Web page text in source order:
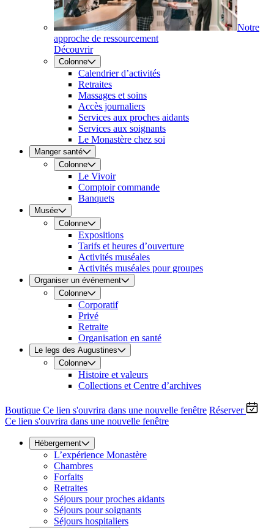
Notre
approche de ressourcement
Découvrir
Colonne
Calendrier d’activités
Retraites
Massages et soins
Accès journaliers
Services aux proches aidants
Services aux soignants
Le Monastère chez soi
Manger santé
Colonne
Le Vivoir
Comptoir commande
Banquets
Musée
Colonne
Expositions
Tarifs et heures d’ouverture
Activités muséales
Activités muséales pour groupes
Organiser un événement
Colonne
Corporatif
Privé
Retraite
Organisation en santé
Le legs des Augustines
Colonne
Histoire et valeurs
Collections et Centre d’archives
Boutique Ce lien s'ouvrira dans une nouvelle fenêtre Réserver
Ce lien s'ouvrira dans une nouvelle fenêtre
Hébergement
L’expérience Monastère
Chambres
Forfaits
Retraites
Séjours pour proches aidants
Séjours pour soignants
Séjours hospitaliers